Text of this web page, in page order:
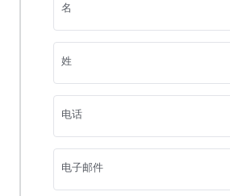
根面平整及刮治
复杂拔牙
微创复杂拔牙
名
姓
电话
电子邮件